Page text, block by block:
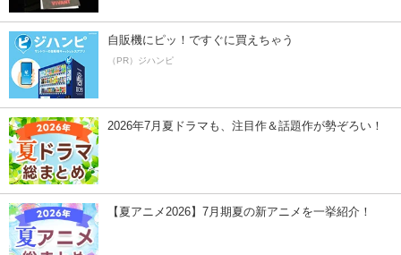
自販機にピッ！ですぐに買えちゃう
（PR）ジハンピ
2026年7月夏ドラマも、注目作＆話題作が勢ぞろい！
【夏アニメ2026】7月期夏の新アニメを一挙紹介！